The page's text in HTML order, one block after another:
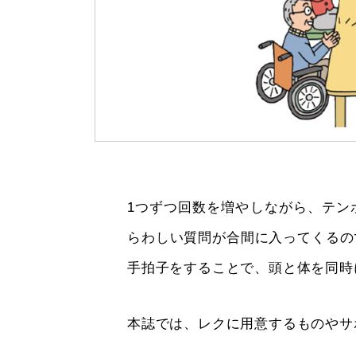
1つずつ回数を増やしながら、テ
らわしい質問が合間に入ってくる
手拍子をすることで、頭と体を同
本誌では、レクに用意するものや